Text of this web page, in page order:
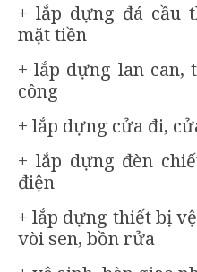
+ lắp dựng đá cầu
mặt tiền
+ lắp dựng lan can,
công
+ lắp dựng cửa đi,
+ lắp dựng đèn
điện
+ lắp dựng thiết bị
vòi sen, bồn rửa